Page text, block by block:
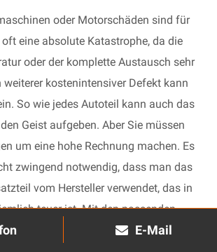
E-Mail
oder Motorschäden sind für
eine absolute Katastrophe, da die
oder der komplette Austausch sehr
weiterer kostenintensiver Defekt kann
So wie jedes Autoteil kann auch das
Geist aufgeben. Aber Sie müssen
um eine hohe Rechnung machen. Es
zwingend notwendig, dass man das
vom Hersteller verwendet, das in
teuer ist. Mit den passenden
jedes gebrauchte Getriebe schnell